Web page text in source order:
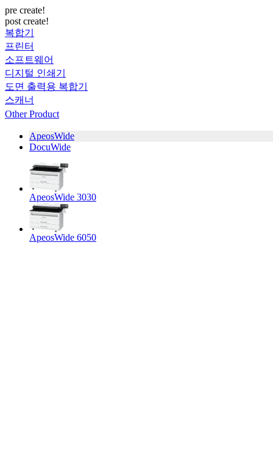
pre create!
post create!
복합기
프린터
소프트웨어
디지털 인쇄기
도면 출력용 복합기
스캐너
Other Product
ApeosWide
DocuWide
ApeosWide 3030
ApeosWide 6050